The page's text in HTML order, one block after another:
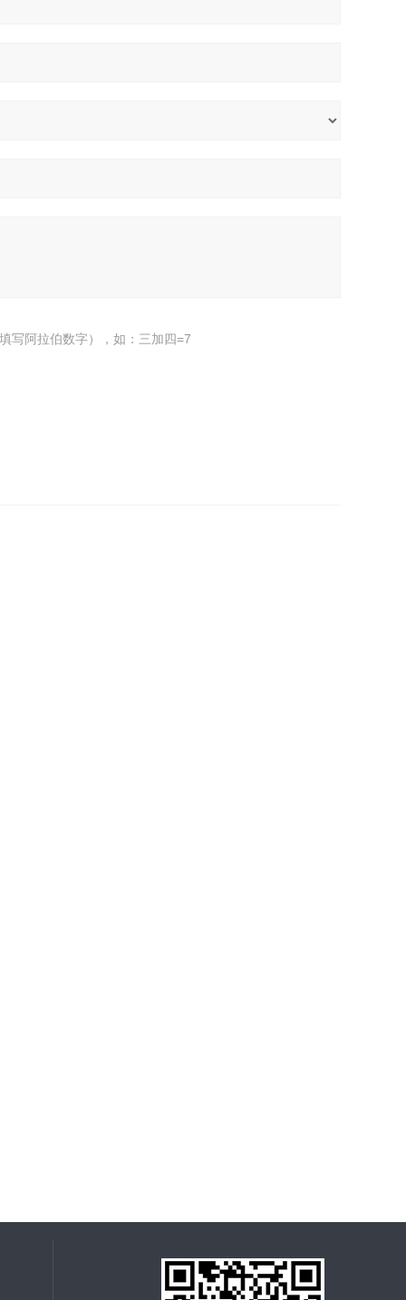
写阿拉伯数字），如：三加四=7